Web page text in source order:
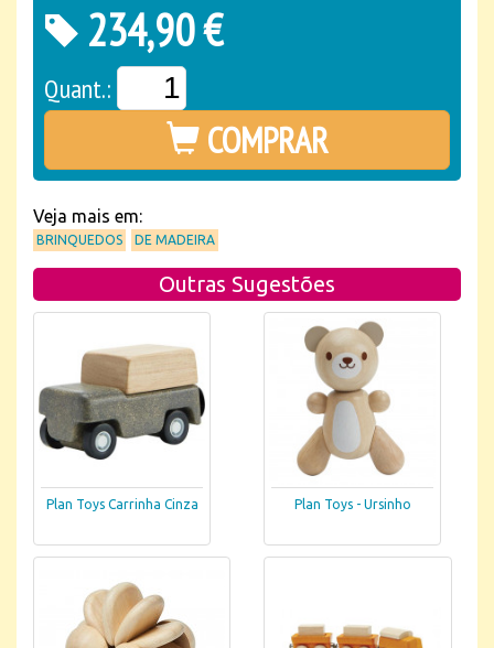
234,90 €
Quant.:
COMPRAR
Veja mais em:
BRINQUEDOS DE MADEIRA
Outras Sugestões
Plan Toys Carrinha Cinza Plan Toys - Ursinho